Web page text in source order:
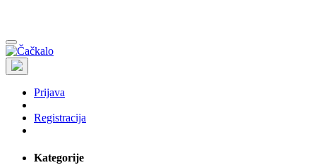
Prijava
Registracija
Kategorije